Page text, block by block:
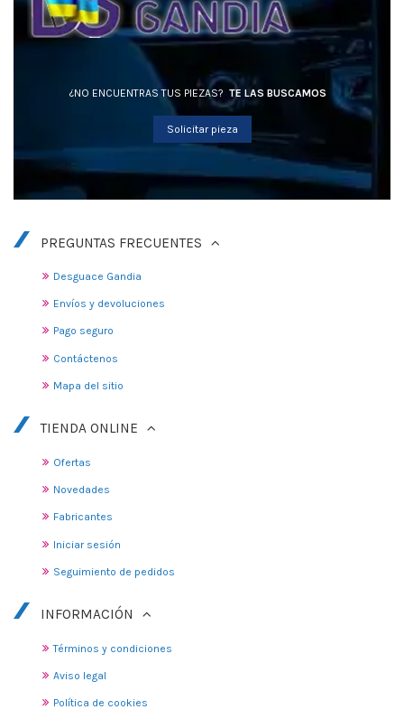
¿NO ENCUENTRAS TUS PIEZAS? TE LAS BUSCAMOS
Solicitar pieza
PREGUNTAS FRECUENTES
Desguace Gandia
Envíos y devoluciones
Pago seguro
Contáctenos
Mapa del sitio
TIENDA ONLINE
Ofertas
Novedades
Fabricantes
Iniciar sesión
Seguimiento de pedidos
INFORMACIÓN
Términos y condiciones
Aviso legal
Política de cookies